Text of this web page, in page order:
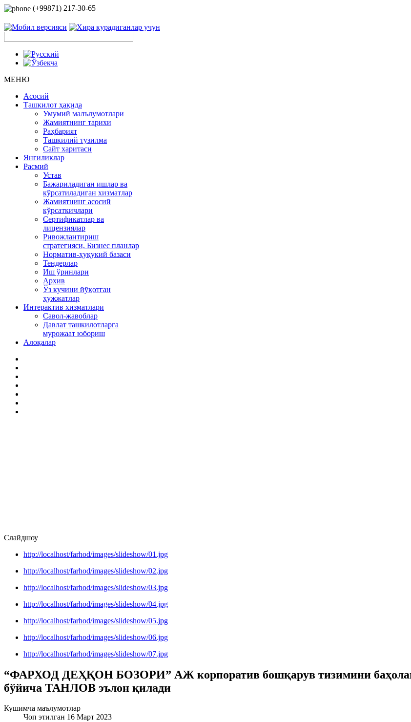
(+99871) 217-30-65
МЕНЮ
Асосий
Ташкилот ҳақида
Умумий малълумотлари
Жамиятнинг тарихи
Раҳбарият
Ташкилий тузилма
Сайт харитаси
Янгиликлар
Расмий
Устав
Бажариладиган ишлар ва
кўрсатиладиган хизматлар
Жамиятнинг асосий
кўрсаткичлари
Сертификатлар ва
лицензиялар
Ривожлантириш
стратегияси, Бизнес планлар
Норматив-ҳуқукий базаси
Тендерлар
Иш ўринлари
Архив
Ўз кучини йўқотган
ҳужжатлар
Интерактив хизматлари
Савол-жавоблар
Давлат ташкилотларга
мурожаат юбориш
Алоқалар
Слайдшоу
http://localhost/farhod/images/slideshow/01.jpg
http://localhost/farhod/images/slideshow/02.jpg
http://localhost/farhod/images/slideshow/03.jpg
http://localhost/farhod/images/slideshow/04.jpg
http://localhost/farhod/images/slideshow/05.jpg
http://localhost/farhod/images/slideshow/06.jpg
http://localhost/farhod/images/slideshow/07.jpg
“ФАРХОД ДЕҲҚОН БОЗОРИ” АЖ корпоратив бошқарув тизимини
бўйича ТАНЛОВ эълон қилади
Кушимча маълумотлар
Чоп этилган 16 Март 2023